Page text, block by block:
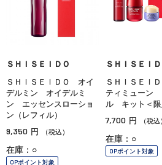
ＳＨＩＳＥＩＤＯ
ＳＨＩＳＥＩＤＯ オイ
デルミン オイデルミ
ン エッセンスローショ
ン（レフィル）
9,350 円 （税込）
在庫：○
OPポイント対象
ＳＨＩＳＥＩＤ
ＳＨＩＳＥＩ
ティミューン
ル キット＜限
7,700 円 （税込
在庫：○
OPポイント対象